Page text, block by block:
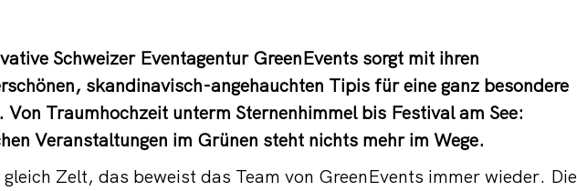
Schweizer Eventagentur GreenEvents sorgt mit ihren
skandinavisch-angehauchten Tipis für eine ganz besondere
Von Traumhochzeit unterm Sternenhimmel bis Festival am See:
Veranstaltungen im Grünen steht nichts mehr im Wege.
Zelt, das beweist das Team von GreenEvents immer wieder. Die